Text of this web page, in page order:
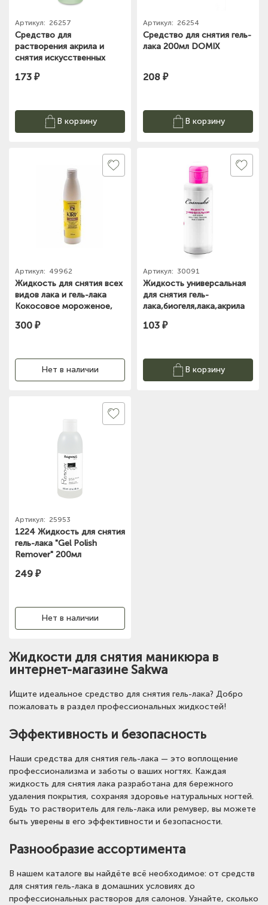
Артикул: 26257
Средство для
растворения акрила и
снятия искусственных
биогеля 200мл DOMIX
173 ₽
В корзину
Артикул: 26254
Средство для снятия гель-
лака 200мл DOMIX
208 ₽
В корзину
Артикул: 49962
Жидкость для снятия всех
видов лака и гель-лака
Кокосовое мороженое,
300 ₽
Нет в наличии
Артикул: 30091
Жидкость универсальная
для снятия гель-
лака,биогеля,лака,акрила
103 ₽
В корзину
Артикул: 25953
1224 Жидкость для снятия
гель-лака "Gel Polish
Remover" 200мл
249 ₽
Нет в наличии
Жидкости для снятия маникюра в
интернет-магазине Sakwa
Ищите идеальное средство для снятия гель-лака? Добро
пожаловать в раздел профессиональных жидкостей!
Эффективность и безопасность
Наши средства для снятия гель-лака — это воплощение
профессионализма и заботы о ваших ногтях. Каждая
жидкость для снятия лака разработана для бережного
удаления покрытия, сохраняя здоровье натуральных ногтей.
Будь то растворитель для гель-лака или ремувер, вы можете
быть уверены в его эффективности и безопасности.
Разнообразие ассортимента
В нашем каталоге вы найдёте всё необходимое: от средств
для снятия гель-лака в домашних условиях до
профессиональных растворов для салонов. Узнайте, сколько